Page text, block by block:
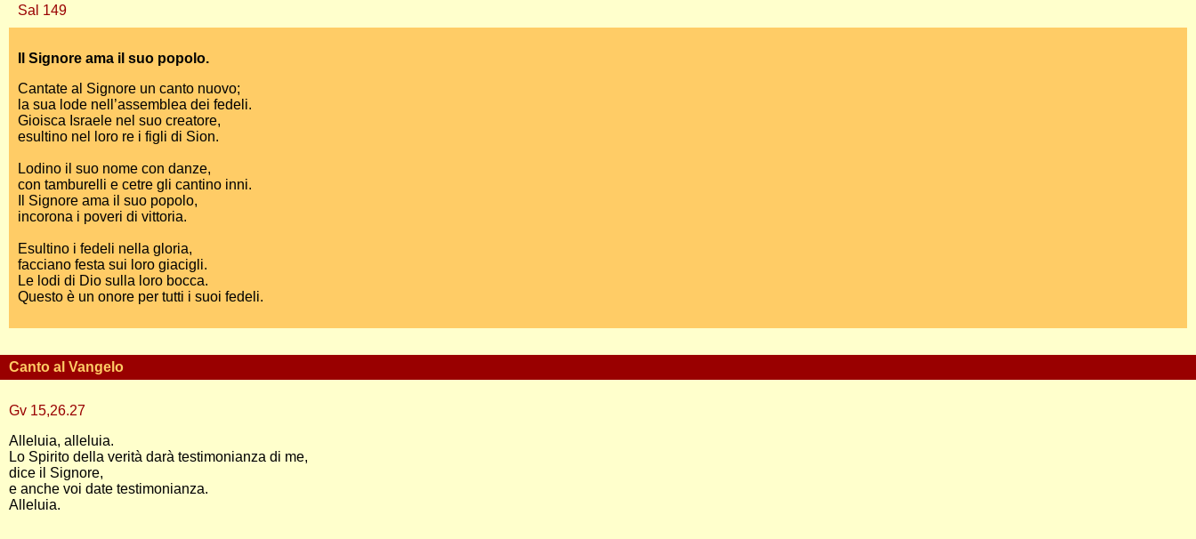
Sal 149
Il Signore ama il suo popolo.
Cantate al Signore un canto nuovo;
la sua lode nell’assemblea dei fedeli.
Gioisca Israele nel suo creatore,
esultino nel loro re i figli di Sion.
Lodino il suo nome con danze,
con tamburelli e cetre gli cantino inni.
Il Signore ama il suo popolo,
incorona i poveri di vittoria.
Esultino i fedeli nella gloria,
facciano festa sui loro giacigli.
Le lodi di Dio sulla loro bocca.
Questo è un onore per tutti i suoi fedeli.
Canto al Vangelo
Gv 15,26.27
Alleluia, alleluia.
Lo Spirito della verità darà testimonianza di me,
dice il Signore,
e anche voi date testimonianza.
Alleluia.